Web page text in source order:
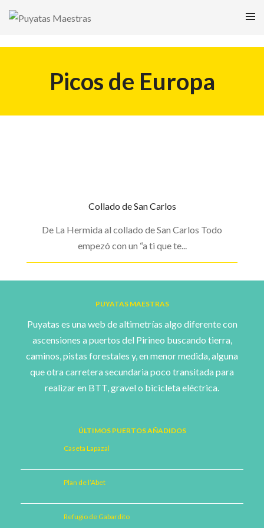
Picos de Europa
Collado de San Carlos
De La Hermida al collado de San Carlos Todo
empezó con un “a ti que te...
PUYATAS MAESTRAS
Puyatas es una web de altimetrías algo diferente con
ascensiones a puertos del Pirineo buscando tierra,
caminos, pistas forestales y, en menor medida, alguna
que otra carretera secundaria poco transitada para
realizar en BTT, gravel o bicicleta eléctrica.
ÚLTIMOS PUERTOS AÑADIDOS
Caseta Lapazal
Plan de l’Abet
Refugio de Gabardito